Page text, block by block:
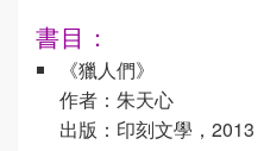
書目：
《獵人們》
作者：朱天心
出版：印刻文學，2013